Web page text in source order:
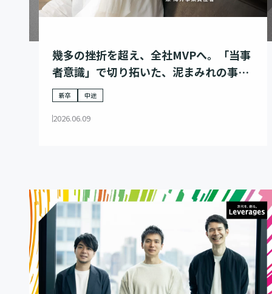
幾多の挫折を超え、全社MVPへ。「当事
者意識」で切り拓いた、泥まみれの事業
家の歩み
新卒 中途
2026.06.09